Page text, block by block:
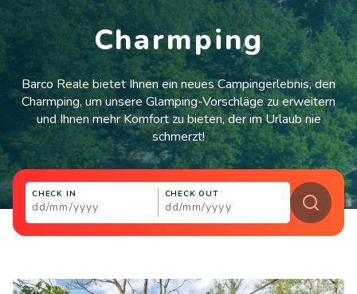
Aktivität
Esperienze
Cicloturismo
Umgebung
Toskana entdecken
Kontakte
LINGUE
Charmping
Barco Reale bietet Ihnen ein neues Campingerlebnis, den
Charmping, um unsere Glamping-Vorschläge zu erweitern
und Ihnen mehr Komfort zu bieten, der im Urlaub nie
schmerzt!
CHECK IN CHECK OUT